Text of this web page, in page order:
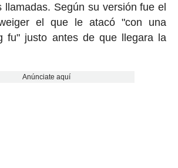
llamadas. Según su versión fue el
el que le atacó "con una
fu" justo antes de que llegara la
Anúnciate aquí